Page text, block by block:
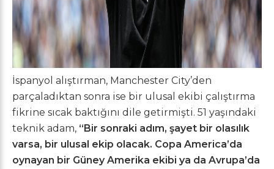
İspanyol alıştırman, Manchester City’den
parçaladıktan sonra ise bir ulusal ekibi çalıştırma
fikrine sıcak baktığını dile getirmişti. 51 yaşındaki
teknik adam, “Bir sonraki adım, şayet bir olasılık
varsa, bir ulusal ekip olacak. Copa America’da
oynayan bir Güney Amerika ekibi ya da Avrupa’da